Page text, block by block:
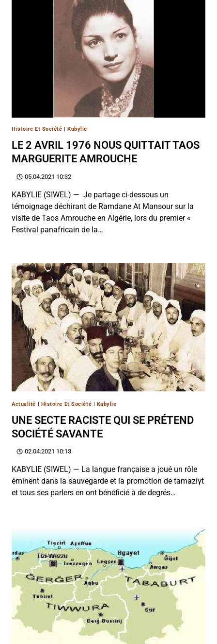
Histoire Et Société Kabylie
LE 2 AVRIL 1976 NOUS QUITTAIT TAOS
MARGUERITE AMROUCHE
05.04.2021 10:32
KABYLIE (SIWEL) — Je partage ci-dessous un
témoignage déchirant de Ramdane At Mansour sur la
visite de Taos Amrouche en Algérie, lors du premier «
Festival panafricain de la…
Actualité | Histoire Et Société | Kabylie
UNE SECTE RACISTE QUI SE PRÉTEND
SOCIÉTÉ SAVANTE
02.04.2021 10:13
KABYLIE (SIWEL) — La langue française a joué un rôle
éminent dans la sauvegarde et la promotion de tamaziγt
et tous ses parlers en ont bénéficié à de degrés…